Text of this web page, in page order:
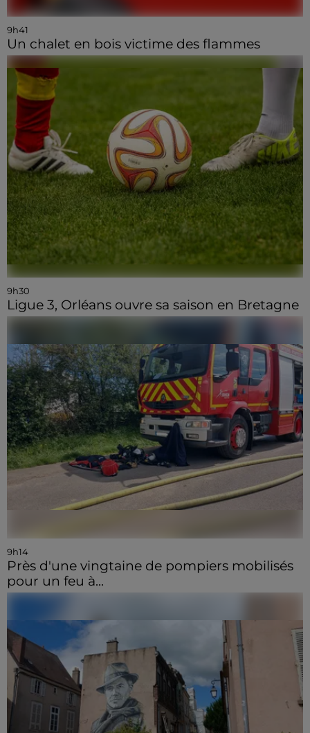
9h41
Un chalet en bois victime des flammes
9h30
Ligue 3, Orléans ouvre sa saison en Bretagne
9h14
Près d'une vingtaine de pompiers mobilisés
pour un feu à...